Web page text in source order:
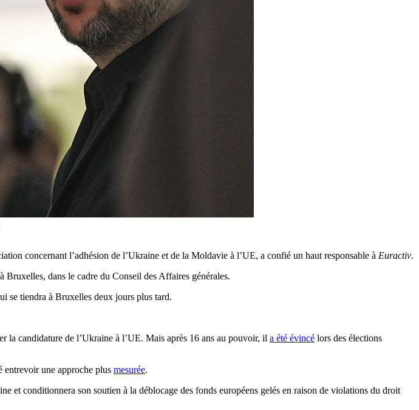
concernant l’adhésion de l’Ukraine et de la Moldavie à l’UE, a confié un haut responsable à Euractiv.
Bruxelles, dans le cadre du Conseil des Affaires générales.
se tiendra à Bruxelles deux jours plus tard.
la candidature de l’Ukraine à l’UE. Mais après 16 ans au pouvoir, il a été évincé lors des élections
entrevoir une approche plus mesurée.
et conditionnera son soutien à la déblocage des fonds européens gelés en raison de violations du droit